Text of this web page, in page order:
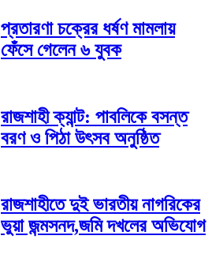
প্রতারণা চক্রের ধর্ষণ মামলায়
ফেঁসে গেলেন ৬ যুবক
রাজশাহী ক্যান্ট: পাবলিকে বসন্ত
বরণ ও পিঠা উৎসব অনুষ্ঠিত
রাজশাহীতে দুই ভারতীয় নাগরিকের
ভুয়া জন্মসনদ,জমি দখলের অভিযোগ